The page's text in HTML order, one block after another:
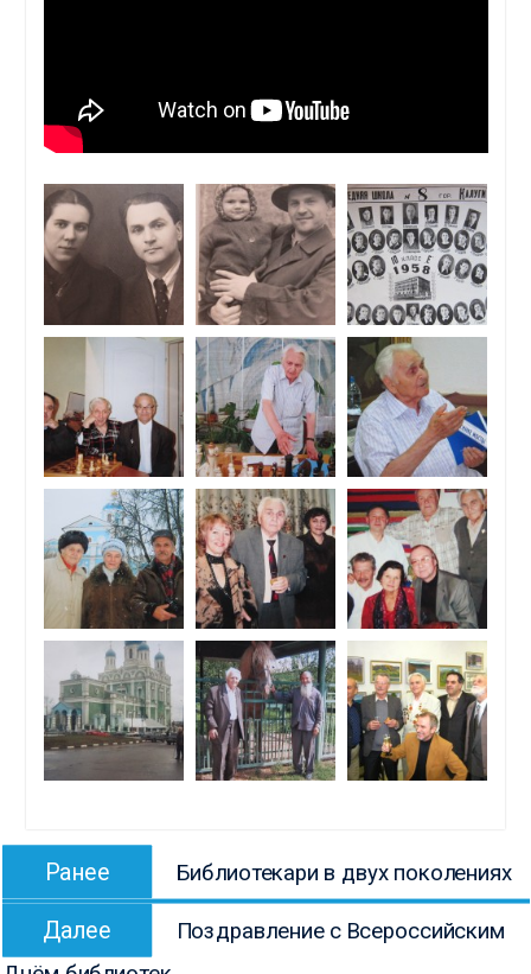
Навигация
записям
Ранее Предыдущая
запись:
Библиотекари в двух поколениях
Далее
запись:
Поздравление с Всероссийским